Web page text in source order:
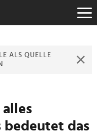
ALS QUELLE
bedeutet das